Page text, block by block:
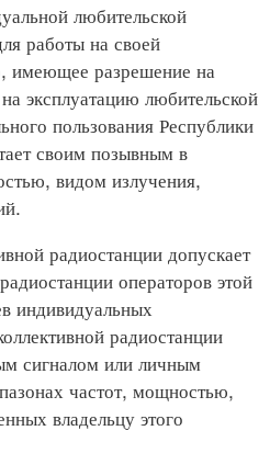
любительской
работы на своей
имеющее разрешение на
эксплуатацию любительской
пользования Республики
своим позывным в
видом излучения,
радиостанции допускает
операторов этой
индивидуальных
радиостанции
сигналом или личным
частот, мощностью,
владельцу этого